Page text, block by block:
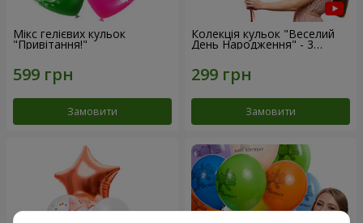
Мікс гелієвих кульок
"Привітання!"
Замовити
Колекція кульок "Веселий
День Народження" - 3
кульки
Замовити